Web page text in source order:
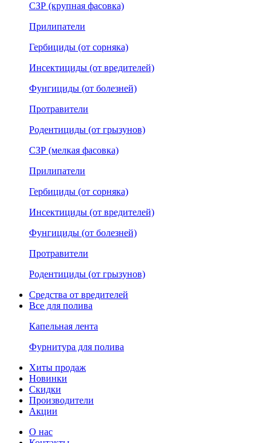
СЗР (крупная фасовка)
Прилипатели
Гербициды (от сорняка)
Инсектициды (от вредителей)
Фунгициды (от болезней)
Протравители
Родентициды (от грызунов)
СЗР (мелкая фасовка)
Прилипатели
Гербициды (от сорняка)
Инсектициды (от вредителей)
Фунгициды (от болезней)
Протравители
Родентициды (от грызунов)
Средства от вредителей
Все для полива
Капельная лента
Фурнитура для полива
Хиты продаж
Новинки
Скидки
Производители
Акции
О нас